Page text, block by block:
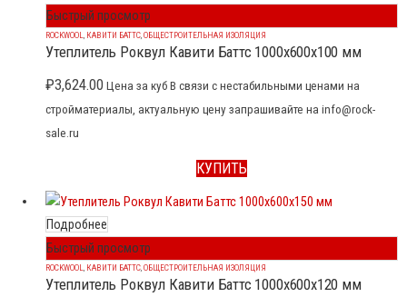
Быстрый просмотр
ROCKWOOL КАВИТИ БАТТС ОБЩЕСТРОИТЕЛЬНАЯ ИЗОЛЯЦИЯ
Утеплитель Роквул Кавити Баттс 1000x600x100 мм
₽3,624.00 Цена за куб В связи с нестабильными ценами на
стройматериалы, актуальную цену запрашивайте на info@rock-
sale.ru
КУПИТЬ
Подробнее
Быстрый просмотр
ROCKWOOL КАВИТИ БАТТС ОБЩЕСТРОИТЕЛЬНАЯ ИЗОЛЯЦИЯ
Утеплитель Роквул Кавити Баттс 1000x600x120 мм